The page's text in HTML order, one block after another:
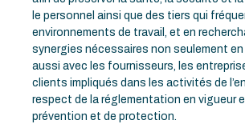
le personnel ainsi que des tiers qui
environnements de travail, et en
synergies nécessaires non seulement en
aussi avec les fournisseurs, les
clients impliqués dans les activités de
respect de la réglementation en vigueur
prévention et de protection.